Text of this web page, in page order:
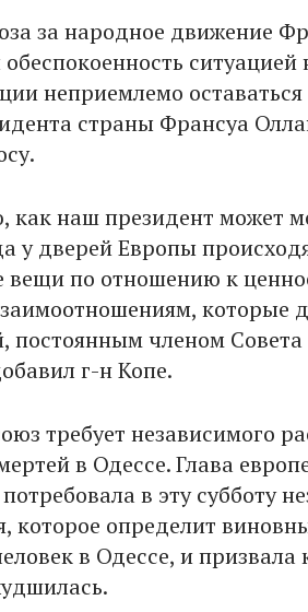
за народное движение
ситуацией
неприемлемо оставаться
страны Франсуа
как наш президент может
у дверей Европы
по отношению к
которые
постоянным членом
г-н Копе.
требует независимого
в Одессе. Глава
в эту субботу
которое определит
в Одессе, и